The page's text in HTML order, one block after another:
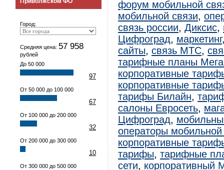
Город:
Средняя цена: 57 958
рублей
До 50 000
97
От 50 000 до 100 000
67
От 100 000 до 200 000
32
От 200 000 до 300 000
10
От 300 000 до 500 000
форум мобильной
мобильной связи,
связь россии, Диксис,
Цифроград, маркетинг
сайты, связь МТС,
тарифные планы
корпоративные
корпоративные
тарифы Билайн,
салоны Евросеть,
Цифроград,
операторы мобильной
корпоративные
тарифы, тарифные
сети, корпоративный